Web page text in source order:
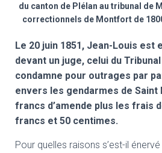
du canton de Plélan au tribunal de
correctionnels de Montfort de
Le 20 juin 1851, Jean-Louis est
devant un juge, celui du
condamne pour outrages par
envers les gendarmes de Saint
francs d’amende plus les frais
francs et 50 centimes.
Pour quelles raisons s’est-il